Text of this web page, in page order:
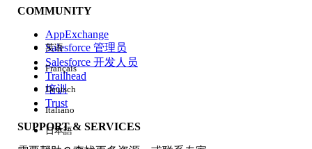
体验
COMMUNITY
AppExchange
Salesforce 管理员
Salesforce 开发人员
Trailhead
培训
Trust
SUPPORT & SERVICES
英语
Français
Deutsch
Italiano
日本語